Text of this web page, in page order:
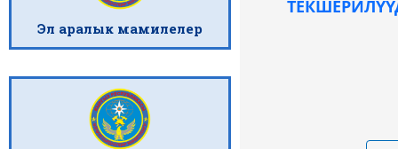
Эл аралык мамилелер